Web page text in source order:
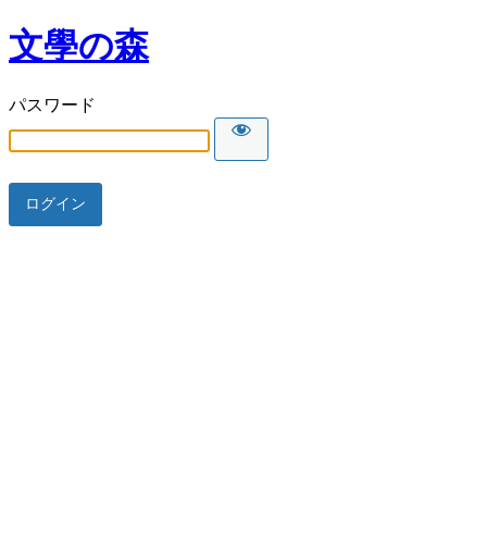
文學の森
パスワード